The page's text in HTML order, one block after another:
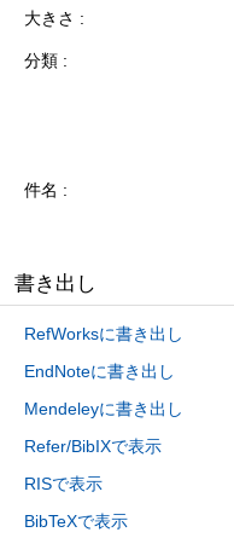
大きさ
分類
件名
書き出し
RefWorksに書き出し
EndNoteに書き出し
Mendeleyに書き出し
Refer/BibIXで表示
RISで表示
BibTeXで表示